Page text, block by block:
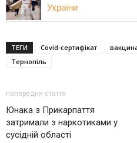
України
ТЕГИ Covid-сертифікат
Тернопіль
попередня стаття
Юнака з Прикарпаття
затримали з наркотиками у
сусідній області